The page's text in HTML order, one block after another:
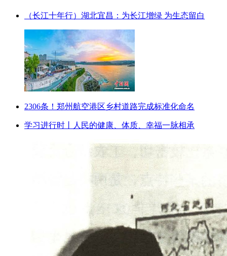
（长江十年行）湖北宜昌：为长江增绿 为生态留白
2306条！郑州航空港区乡村道路完成标准化命名
学习进行时丨人民的健康、体质、幸福一脉相承